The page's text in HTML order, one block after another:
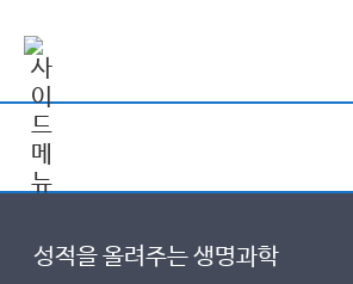
성적을 올려주는 생명과학